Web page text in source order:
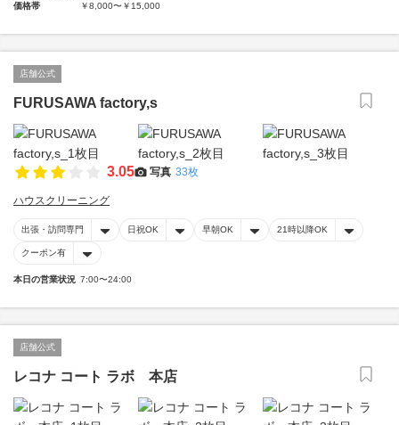
価格帯
￥8,000〜￥15,000
店舗公式
FURUSAWA factory,s
3.05 写真 33枚
ハウスクリーニング
出張・訪問専門 日祝OK 早朝OK 21時以降OK
クーポン有
本日の営業状況 7:00〜24:00
店舗公式
レコナ コート ラボ 本店